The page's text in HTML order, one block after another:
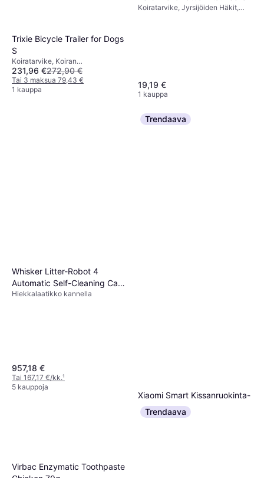
Trixie Bicycle Trailer for Dogs
S
Koiratarvike, Koiran
pyöräperäkärry
231,96 €272,90 €
Tai 3 maksua 79,43 €
1 kauppa
Koiratarvike, Jyrsijöiden Häkit,
19,19 €
1 kauppa
Whisker Litter-Robot 4
Automatic Self-Cleaning Cat
Litter Box - Black
Hiekkalaatikko kannella
957,18 €
Tai 167,17 €/kk.¹
5 kauppoja
Trendaava
Xiaomi Smart Kissanruokinta-
automaatti
Kissatarvike
Virbac Enzymatic Toothpaste
Trendaava